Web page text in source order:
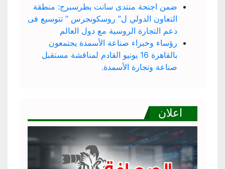
ضمن اجنحة منتدى سانت بطرسبرج: منطقة
التعاون الدولي ل” روسكونجرس ” تتوسيع فى
دعم التجارة الروسية مع دول العالم
رؤساء وخبراء صناعة الأسمدة يجتمعون
بالقاهرة 16 يونيو القادم لمناقشة مستقبل
صناعة وتجارة الأسمدة.
اعلان